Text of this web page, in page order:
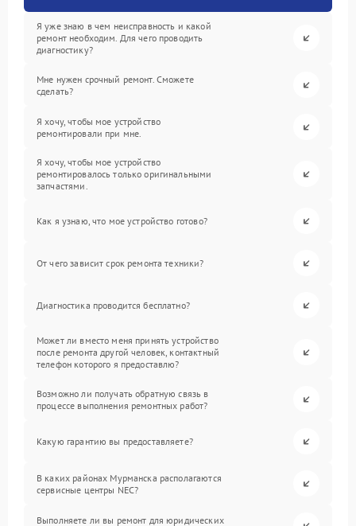
Я уже знаю в чем неисправность и какой
ремонт необходим. Для чего проводить
диагностику?
Мне нужен срочный ремонт. Сможете
сделать?
Я хочу, чтобы мое устройство
ремонтировали при мне.
Я хочу, чтобы мое устройство
ремонтировалось только оригинальными
запчастями.
Как я узнаю, что мое устройство готово?
От чего зависит срок ремонта техники?
Диагностика проводится бесплатно?
Может ли вместо меня принять устройство
после ремонта другой человек, контактный
телефон которого я предоставлю?
Возможно ли получать обратную связь в
процессе выполнения ремонтных работ?
Какую гарантию вы предоставляете?
В каких районах Мурманска располагаются
сервисные центры NEC?
Выполняете ли вы ремонт для юридических